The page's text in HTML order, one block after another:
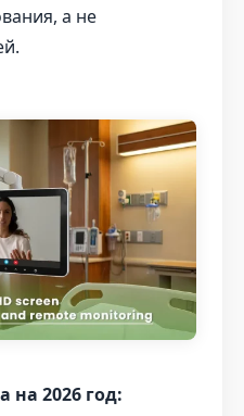
а не
на 2026 год: